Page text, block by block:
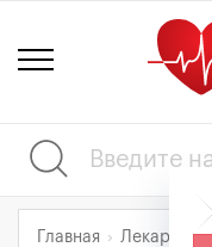
Главная Лекарства